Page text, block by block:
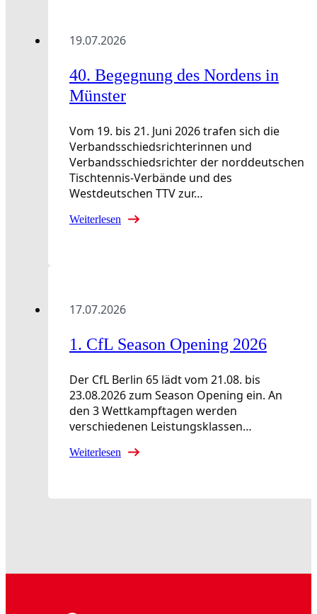
19.07.2026
40. Begegnung des Nordens in
Münster
Vom 19. bis 21. Juni 2026 trafen sich die
Verbandsschiedsrichterinnen und
Verbandsschiedsrichter der norddeutschen
Tischtennis-Verbände und des
Westdeutschen TTV zur…
Weiterlesen
17.07.2026
1. CfL Season Opening 2026
Der CfL Berlin 65 lädt vom 21.08. bis
23.08.2026 zum Season Opening ein. An
den 3 Wettkampftagen werden
verschiedenen Leistungsklassen…
Weiterlesen